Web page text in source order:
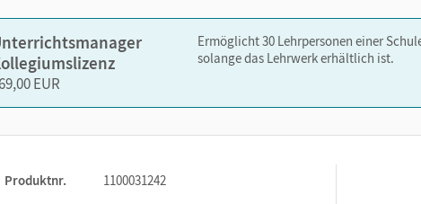
oder über die Cornelsen Lernen App.
EUR
Ermöglicht 30 Lehrpersonen einer
solange das Lehrwerk erhältlich ist.
Produktnr.
1100031242